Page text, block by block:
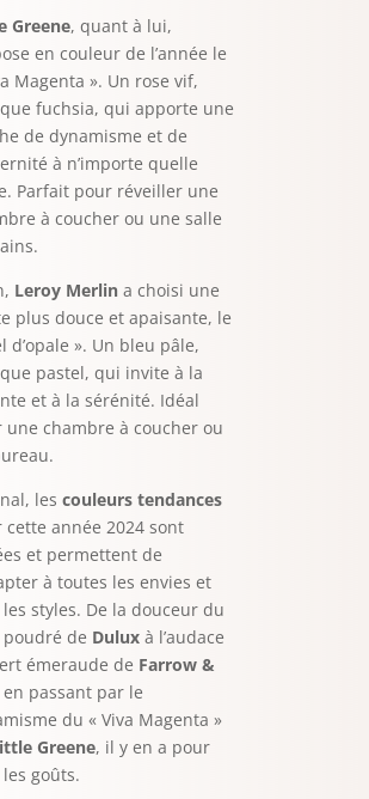
Greene, quant à lui,
en couleur de l’année le
Magenta ». Un rose vif,
fuchsia, qui apporte une
de dynamisme et de
à n’importe quelle
Parfait pour réveiller une
à coucher ou une salle
Leroy Merlina choisi une
plus douce et apaisante, le
d’opale ». Un bleu pâle,
pastel, qui invite à la
et à la sérénité. Idéal
une chambre à coucher ou
les couleurs tendances
cette année 2024 sont
et permettent de
à toutes les envies et
styles. De la douceur du
poudré de Duluxà l’audace
émeraude de Farrow &
en passant par le
du « Viva Magenta »
Greene, il y en a pour
goûts.